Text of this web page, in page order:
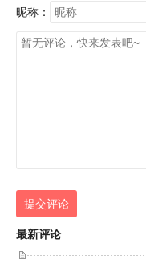
昵称：
提交评论
最新评论